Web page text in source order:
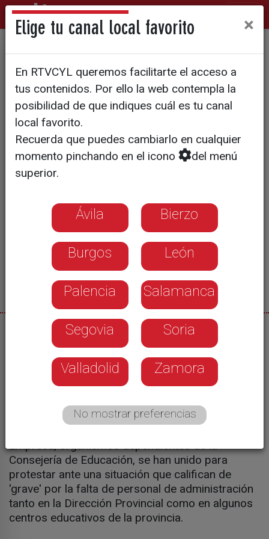
Protesta por falta de
personal administrativo en
Educación
27/11/2025
Concentración a las puertas de la Delegación
territorial de la Junta para reclamar la inmediata
cobertura de puestos en la dirección provincial de
educación y en los centros educativos. La Junta
de Personal Docente no Universitario, la Junta de
Empresa, organismos dependientes de la
Consejería de Educación, se han unido para
protestar ante una situación que califican de
'grave' por la falta de personal de administración
tanto en la Dirección Provincial como en algunos
centros educativos de la provincia.
Elige tu canal local favorito ×
En RTVCYL queremos facilitarte el acceso a
tus contenidos. Por ello la web contempla la
posibilidad de que indiques cuál es tu canal
local favorito.
Recuerda que puedes cambiarlo en cualquier
momento pinchando en el icono
del menú
superior.
Ávila Bierzo
Burgos León
Palencia Salamanca
Segovia Soria
Valladolid Zamora
No mostrar preferencias